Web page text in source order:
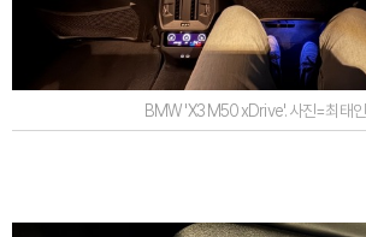
BMW 'X3 M50 xDrive'. 사진=최태